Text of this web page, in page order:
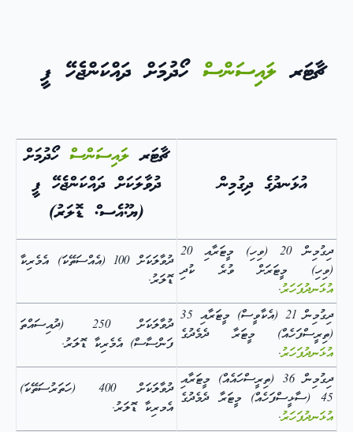
ޗާޓަރ ލައިސަންސް ހޯދުމަށް ދައްކަންޖެހޭ ފީ
އުޅަނދުގެ ދިގުމިން
ޗާޓަރ ލައިސަންސް ހޯދުމަށް
ދުވާލަކަށް ދައްކަންޖެހޭ ފީ
(ޔ.ޫއެސ.ް ޑޮލަރު)
ދިގުމިން 20 (ވިހި) މީޓަރާއި 20
(ވިހި) މީޓަރަށް ވުރެ ކުދި
އުޅަނދުފަހަރު.
ދުވާލަކަށް 100 (އެއްސަތޭކަ) އެމެރިކާ
ޑޮލަރު.
ދިގުމިން 21 (އެކާވީސް) މީޓަރާއި 35
(ތިރީސްފަހެއް) މީޓަރާ ދެމެދުގެ
އުޅަނދުފަހަރު.
ދުވާލަކަށް 250 (ދުއިސައްތަ
ފަންސާސް) އެމެރިކާ ޑޮލަރު.
ދިގުމިން 36 (ތިރީސްހައެއް) މީޓަރާއި
45 (ސާޅީސްފަހެއް) މީޓަރާ ދެމެދުގެ
އުޅަނދުފަހަރު.
ދުވާލަކަށް 400 (ހަތަރުސަތޭކަ)
އެމރިކާ ޑޮލަރު.